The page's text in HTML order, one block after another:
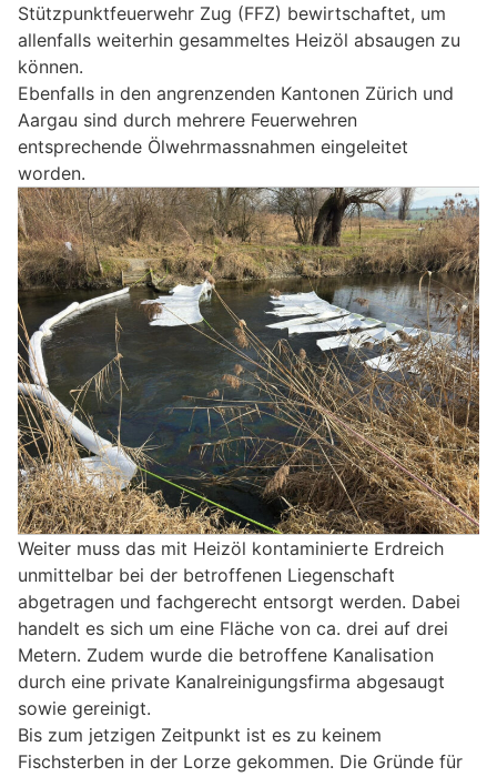
Stützpunktfeuerwehr Zug (FFZ) bewirtschaftet, um
allenfalls weiterhin gesammeltes Heizöl absaugen zu
können.
Ebenfalls in den angrenzenden Kantonen Zürich und
Aargau sind durch mehrere Feuerwehren
entsprechende Ölwehrmassnahmen eingeleitet
worden.
Weiter muss das mit Heizöl kontaminierte Erdreich
unmittelbar bei der betroffenen Liegenschaft
abgetragen und fachgerecht entsorgt werden. Dabei
handelt es sich um eine Fläche von ca. drei auf drei
Metern. Zudem wurde die betroffene Kanalisation
durch eine private Kanalreinigungsfirma abgesaugt
sowie gereinigt.
Bis zum jetzigen Zeitpunkt ist es zu keinem
Fischsterben in der Lorze gekommen. Die Gründe für